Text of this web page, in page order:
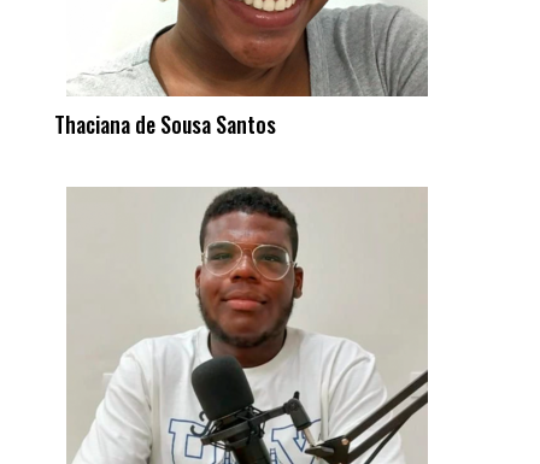
Thaciana de Sousa Santos